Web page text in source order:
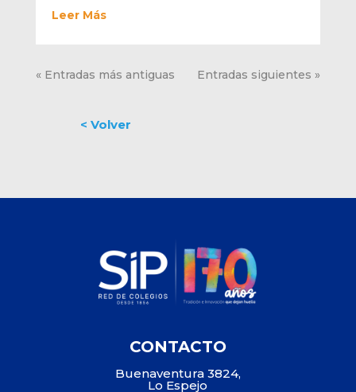
Leer Más
« Entradas más antiguas Entradas siguientes »
CONTACTO
Buenaventura 3824,
Lo Espejo